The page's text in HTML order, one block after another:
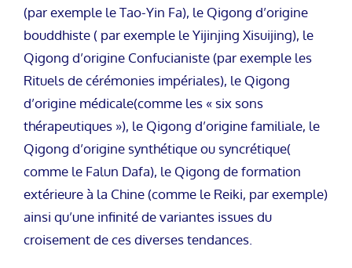
(par exemple le Tao-Yin Fa), le Qigong d’origine
bouddhiste ( par exemple le Yijinjing Xisuijing), le
Qigong d’origine Confucianiste (par exemple les
Rituels de cérémonies impériales), le Qigong
d’origine médicale(comme les « six sons
thérapeutiques »), le Qigong d’origine familiale, le
Qigong d’origine synthétique ou syncrétique(
comme le Falun Dafa), le Qigong de formation
extérieure à la Chine (comme le Reiki, par exemple)
ainsi qu’une infinité de variantes issues du
croisement de ces diverses tendances.